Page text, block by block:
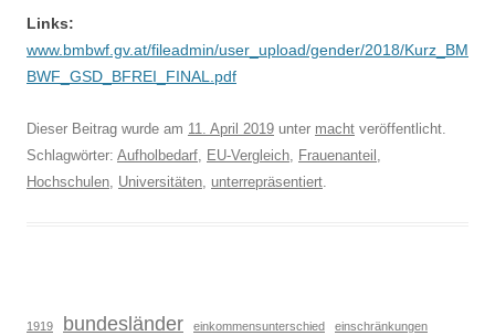
Links:
www.bmbwf.gv.at/fileadmin/user_upload/gender/2018/Kurz_BM
BWF_GSD_BFREI_FINAL.pdf
Dieser Beitrag wurde am 11. April 2019 unter macht veröffentlicht.
Schlagwörter: Aufholbedarf, EU-Vergleich, Frauenanteil ,
Hochschulen, Universitäten, unterrepräsentiert.
1919 bundesländer einkommensunterschied einschränkungen